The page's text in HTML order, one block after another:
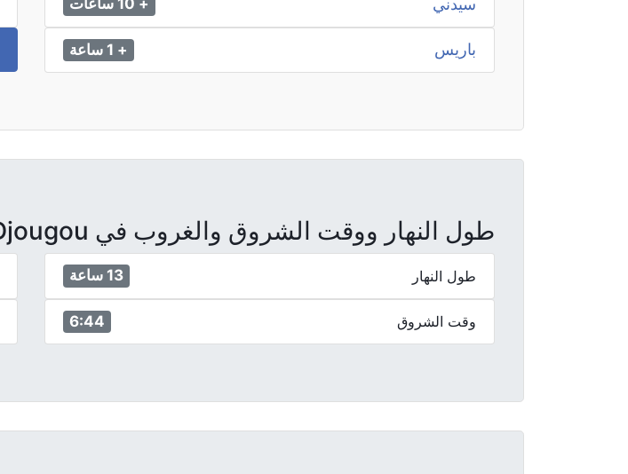
سيدني + 10 ساعات
باريس + 1 ساعة
طول النهار ووقت الشروق والغروب في Djougou
طول النهار 13 ساعة
وقت الشروق 6:44